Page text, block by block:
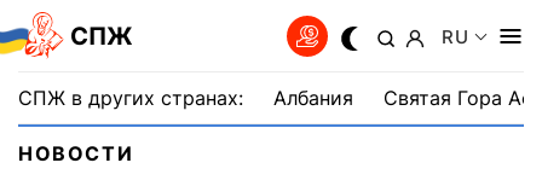
СПЖ RU
СПЖ в других странах: Албания Святая Гора
НОВОСТИ